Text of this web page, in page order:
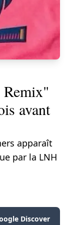
avant
apparaît
par la LNH
Discover